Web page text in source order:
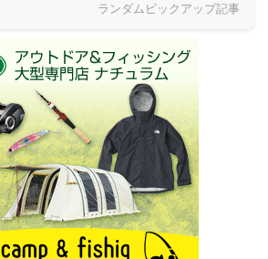
ランダムピックアップ記事